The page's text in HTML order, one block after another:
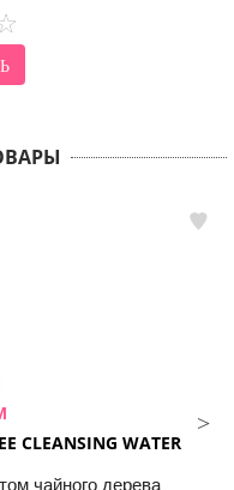
CLEANSING WATER
чайного дерева